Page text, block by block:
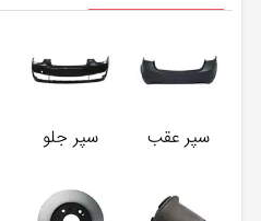
سپر عقب سپر جلو